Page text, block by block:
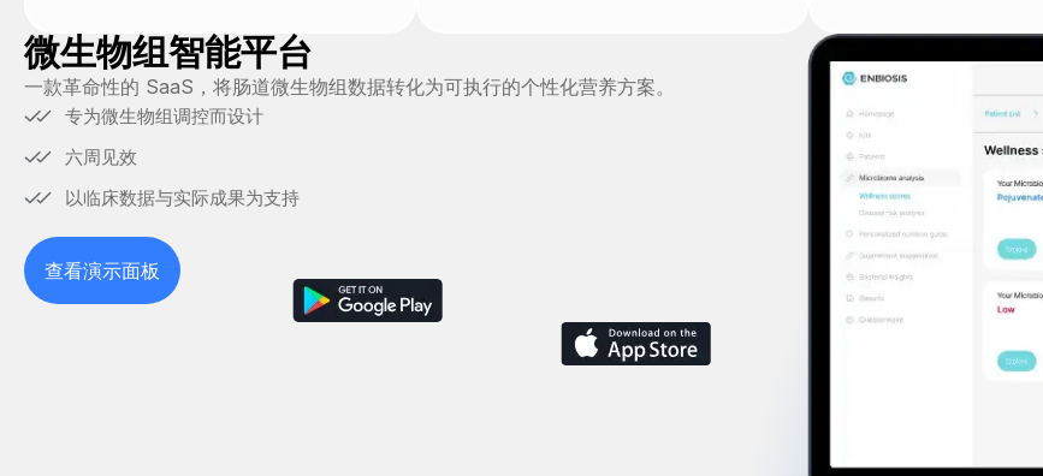
微生物组智能平台
一款革命性的 SaaS，将肠道微生物组数据转化为可执行的个性化营养方案。
专为微生物组调控而设计
六周见效
以临床数据与实际成果为支持
查看演示面板